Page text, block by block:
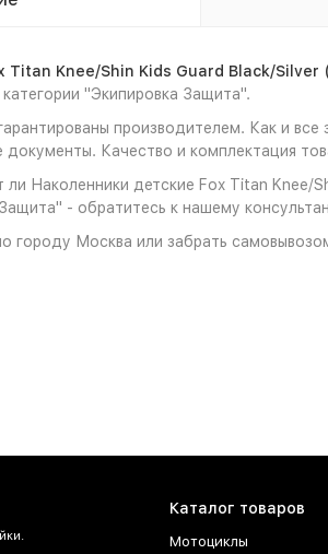
Titan Knee/Shin Kids Guard Black/Silver
"Экипировка Защита".
производителем. Как и
Качество и комплектация
ли Наколенники детские Fox Titan
- обратитесь к нашему
городу Москва или забрать
Каталог товаров
Мотоциклы